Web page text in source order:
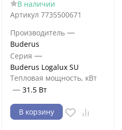
В наличии
Артикул 7735500671
Производитель —
Buderus
Серия —
Buderus Logalux SU
Тепловая мощность, кВт
— 31.5 Вт
В корзину